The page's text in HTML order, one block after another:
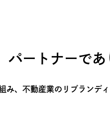
ートナーであ
、不動産業のリブランデ